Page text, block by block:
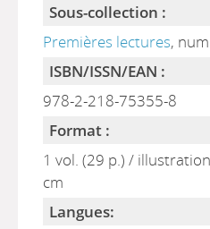
Sous-collection :
Premières lectures,
ISBN/ISSN/EAN :
978-2-218-75355-8
Format :
1 vol. (29 p.) /
cm
Langues: